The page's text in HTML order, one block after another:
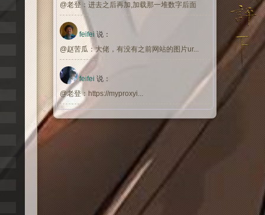
@老登：进去之后再加,加载那一堆数字后面
feifei 说：
@赵苦瓜：大佬，有没有之前网站的图片ur...
feifei 说：
@老登：https://myproxyi...